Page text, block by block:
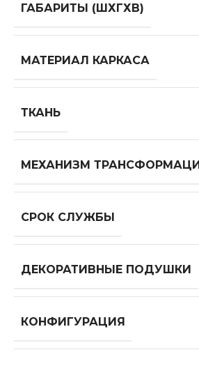
ГАБАРИТЫ (ШХГХВ)
МАТЕРИАЛ КАРКАСА
ТКАНЬ
МЕХАНИЗМ
СРОК СЛУЖБЫ
ДЕКОРАТИВНЫЕ ПОДУШКИ
КОНФИГУРАЦИЯ